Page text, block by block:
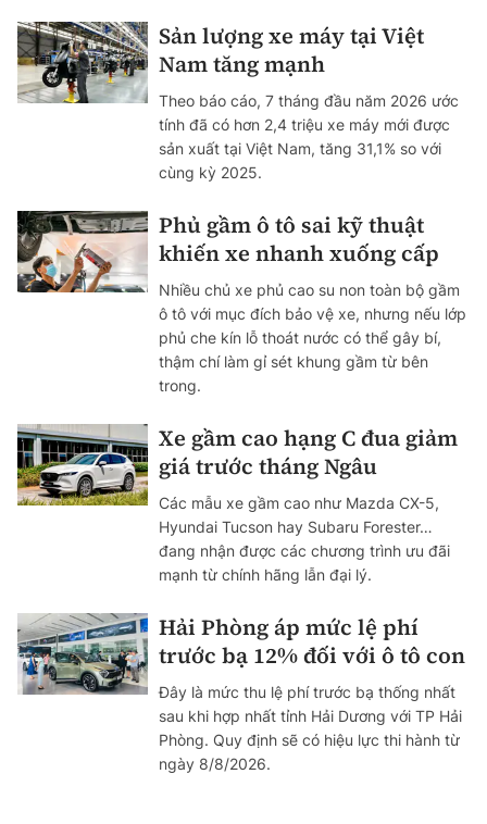
Sản lượng xe máy tại Việt
Nam tăng mạnh
Theo báo cáo, 7 tháng đầu năm 2026 ước
tính đã có hơn 2,4 triệu xe máy mới được
sản xuất tại Việt Nam, tăng 31,1% so với
cùng kỳ 2025.
Phủ gầm ô tô sai kỹ thuật
khiến xe nhanh xuống cấp
Nhiều chủ xe phủ cao su non toàn bộ gầm
ô tô với mục đích bảo vệ xe, nhưng nếu lớp
phủ che kín lỗ thoát nước có thể gây bí,
thậm chí làm gỉ sét khung gầm từ bên
trong.
Xe gầm cao hạng C đua giảm
giá trước tháng Ngâu
Các mẫu xe gầm cao như Mazda CX-5,
Hyundai Tucson hay Subaru Forester…
đang nhận được các chương trình ưu đãi
mạnh từ chính hãng lẫn đại lý.
Hải Phòng áp mức lệ phí
trước bạ 12% đối với ô tô con
Đây là mức thu lệ phí trước bạ thống nhất
sau khi hợp nhất tỉnh Hải Dương với TP Hải
Phòng. Quy định sẽ có hiệu lực thi hành từ
ngày 8/8/2026.